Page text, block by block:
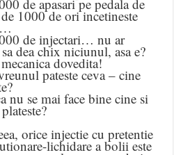
de apasari pe pedala de
1000 de ori incetineste
de injectari… nu ar
dea chix niciunul, asa e?
dovedita!
pateste ceva – cine
nu se mai face bine cine si
orice injectie cu pretentie
lichidare a bolii este